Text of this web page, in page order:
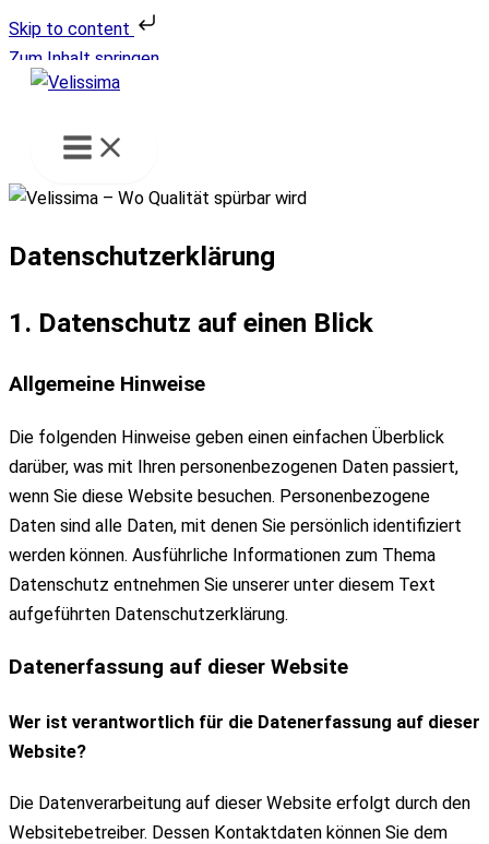
Skip to content
Zum Inhalt springen
Datenschutz­erklärung
1. Datenschutz auf einen Blick
Allgemeine Hinweise
Die folgenden Hinweise geben einen einfachen Überblick
darüber, was mit Ihren personenbezogenen Daten passiert,
wenn Sie diese Website besuchen. Personenbezogene
Daten sind alle Daten, mit denen Sie persönlich identifiziert
werden können. Ausführliche Informationen zum Thema
Datenschutz entnehmen Sie unserer unter diesem Text
aufgeführten Datenschutzerklärung.
Datenerfassung auf dieser Website
Wer ist verantwortlich für die Datenerfassung auf dieser
Website?
Die Datenverarbeitung auf dieser Website erfolgt durch den
Websitebetreiber. Dessen Kontaktdaten können Sie dem